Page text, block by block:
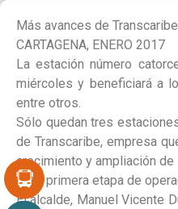
Más avances de
CARTAGENA, ENERO 2017
La estación número
miércoles y beneficiará a
entre otros.
Sólo quedan tres
de Transcaribe, empresa
crecimiento y ampliación
En la primera etapa de
El alcalde, Manuel Vicente